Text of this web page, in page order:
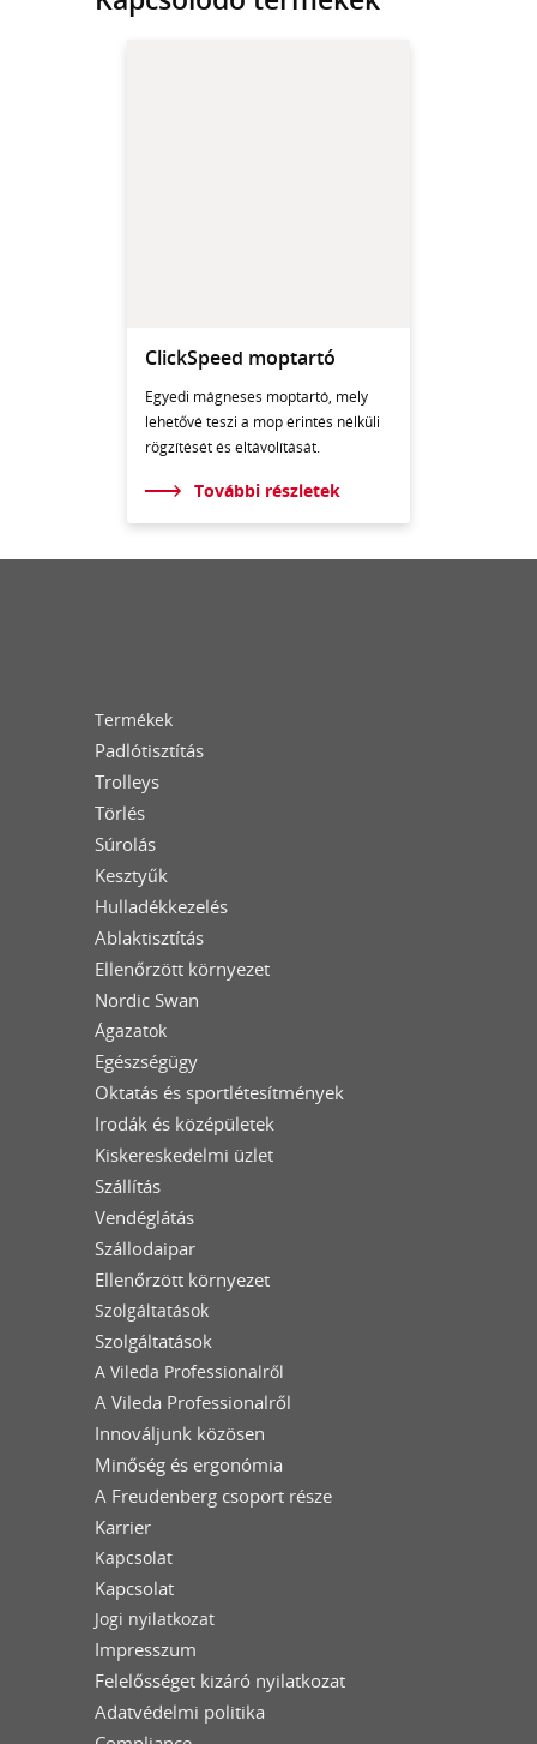
ClickSpeed moptartó
Egyedi mágneses moptartó, mely
lehetővé teszi a mop érintés nélküli
rögzítését és eltávolítását.
További részletek
Termékek
Padlótisztítás
Trolleys
Törlés
Súrolás
Kesztyűk
Hulladékkezelés
Ablaktisztítás
Ellenőrzött környezet
Nordic Swan
Ágazatok
Egészségügy
Oktatás és sportlétesítmények
Irodák és középületek
Kiskereskedelmi üzlet
Szállítás
Vendéglátás
Szállodaipar
Ellenőrzött környezet
Szolgáltatások
Szolgáltatások
A Vileda Professionalről
A Vileda Professionalről
Innováljunk közösen
Minőség és ergonómia
A Freudenberg csoport része
Karrier
Kapcsolat
Kapcsolat
Jogi nyilatkozat
Impresszum
Felelősséget kizáró nyilatkozat
Adatvédelmi politika